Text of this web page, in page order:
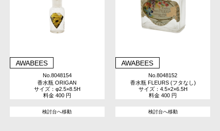
AWABEES
No.8048154
香水瓶 ORIGAN
サイズ：φ2.5×8.5H
料金 400 円
検討台へ移動
AWABEES
No.8048152
香水瓶 FLEURS (フタなし)
サイズ：4.5×2×6.5H
料金 400 円
検討台へ移動